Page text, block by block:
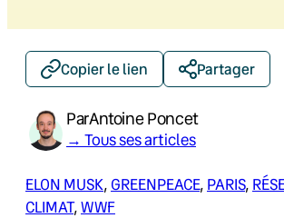
Copier le lien Partager
ParAntoine Poncet
→ Tous ses articles
ELON MUSK, GREENPEACE, PARIS,
CLIMAT, WWF